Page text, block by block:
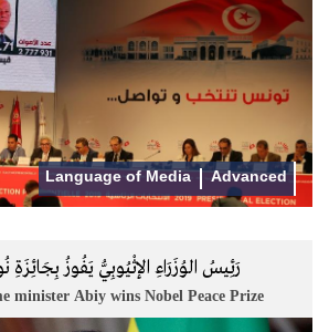
Language of Media Advanced
رَئِيسُ الوُزَرَاءِ الإثْيُوبِيُّ يَفُوزُ بِجَائِزَةِ
minister Abiy wins Nobel Peace Prize